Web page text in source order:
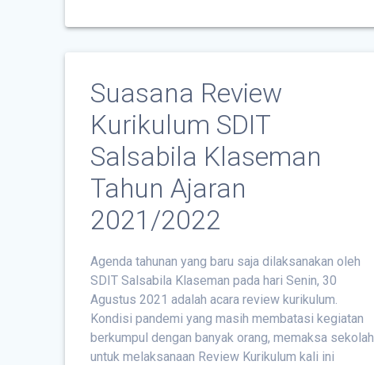
Suasana Review
Kurikulum SDIT
Salsabila Klaseman
Tahun Ajaran
2021/2022
Agenda tahunan yang baru saja dilaksanakan oleh
SDIT Salsabila Klaseman pada hari Senin, 30
Agustus 2021 adalah acara review kurikulum.
Kondisi pandemi yang masih membatasi kegiatan
berkumpul dengan banyak orang, memaksa sekolah
untuk melaksanaan Review Kurikulum kali ini